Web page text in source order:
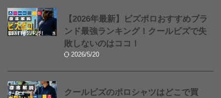
【2026年最新】ビズポロおすすめブラ
ンド最強ランキング！クールビズで失
敗しないのはココ！
2026/5/20
クールビズのポロシャツはどこで買